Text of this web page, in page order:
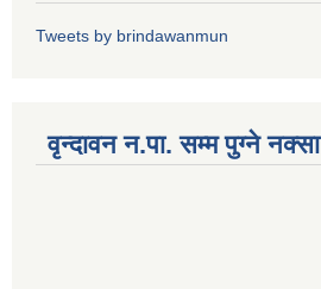
Tweets by brindawanmun
वृन्दावन न.पा. सम्म पुग्ने नक्सा